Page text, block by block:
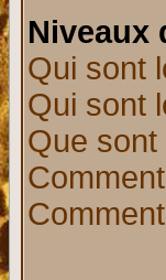
Niveaux
Qui sont
Qui sont
Que